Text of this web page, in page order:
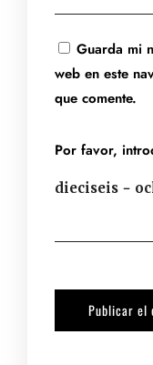
Guarda mi
web en este
que comente.
Por favor,
dieciseis −